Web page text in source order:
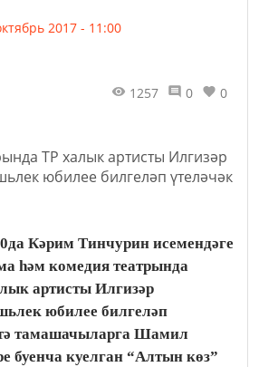
2017 - 11:00
1257 0 0
Кәрим Тинчурин исемендәге
һәм комедия театрында
артисты Илгизәр
юбилее билгеләп
тамашачыларга Шамил
буенча куелган “Алтын көз”